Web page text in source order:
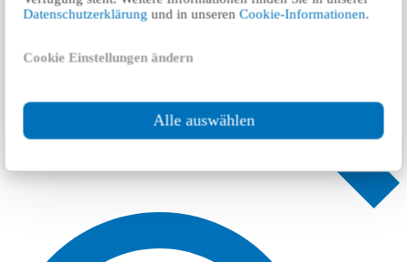
Datenschutzerklärung und in unserenCookie-Informationen.
Cookie Einstellungen ändern
Alle auswählen